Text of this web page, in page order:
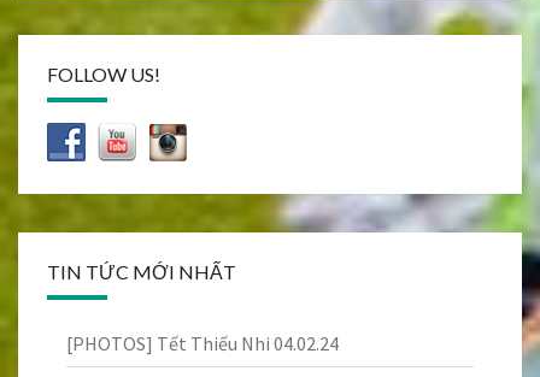
FOLLOW US!
TIN TỨC MỚI NHẤT
[PHOTOS] Tết Thiếu Nhi 04.02.24